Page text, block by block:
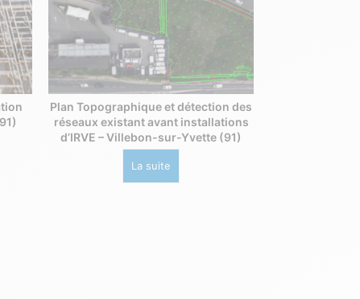
Plan Topographique et détection des
réseaux existant avant installations
d’IRVE – Villebon-sur-Yvette (91)
La suite